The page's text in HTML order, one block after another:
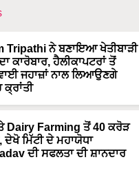
Tripathi ਨੇ ਬਣਾਇਆ ਖੇਤੀਬਾੜੀ
ਕਾਰੋਬਾਰ, ਹੈਲੀਕਾਪਟਰਾਂ ਤੋਂ
ਜਹਾਜ਼ਾਂ ਨਾਲ ਲਿਆਉਣਗੇ
ਕ੍ਰਾਂਤੀ
Dairy Farming ਤੋਂ 40 ਕਰੋੜ
ਮਿੱਟੀ ਦੇ ਮਹਾਯੋਧਾ
ਦੀ ਸਫਲਤਾ ਦੀ ਸ਼ਾਨਦਾਰ